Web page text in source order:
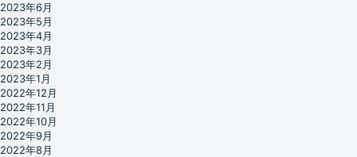
2023年6月
2023年5月
2023年4月
2023年3月
2023年2月
2023年1月
2022年12月
2022年11月
2022年10月
2022年9月
2022年8月